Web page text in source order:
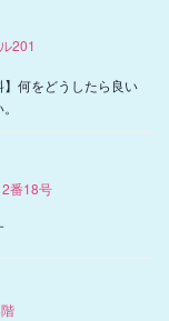
201
】何をどうしたら良い
番18号